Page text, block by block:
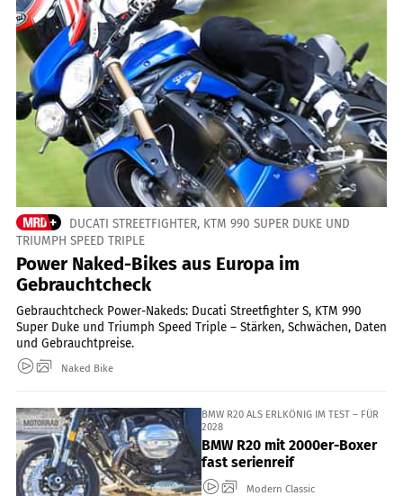
DUCATI STREETFIGHTER, KTM 990 SUPER DUKE UND
TRIUMPH SPEED TRIPLE
Power Naked-Bikes aus Europa im
Gebrauchtcheck
Gebrauchtcheck Power-Nakeds: Ducati Streetfighter S, KTM 990
Super Duke und Triumph Speed Triple – Stärken, Schwächen, Daten
und Gebrauchtpreise.
Naked Bike
BMW R20 ALS ERLKÖNIG IM TEST – FÜR
2028
BMW R20 mit 2000er-Boxer
fast serienreif
Modern Classic